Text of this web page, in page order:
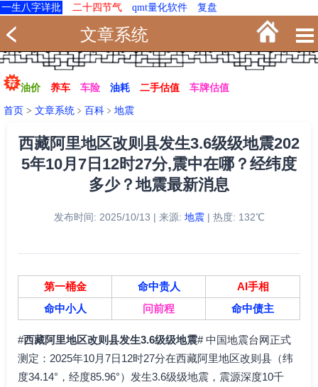
一生八字详批 二十四节气 qmt量化软件 复盘
文章系统
油价 养车 车险 油耗 二手估值 车牌估值
首页 > 文章系统 ﹥ 百科 ﹥ 地震
西藏阿里地区改则县发生3.6级级地震202
5年10月7日12时27分,震中在哪？经纬度
多少？地震最新消息
发布时间: 2025/10/13 | 来源: 地震| 热度: 132℃
第一桶金 命中贵人
AI手相
命中小人
问前程 命中债主
#西藏阿里地区改则县发生3.6级级地震# 中国地震台网正式
测定：2025年10月7日12时27分在西藏阿里地区改则县（纬
度34.14°，经度85.96°）发生3.6级级地震，震源深度10千